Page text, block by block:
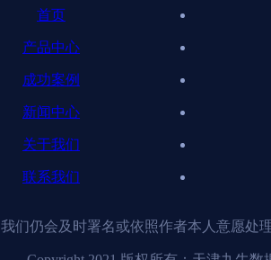
首页
产品中心
成功案例
新闻中心
关于我们
联系我们
我们仍会及时署名或依照作者本人意愿处